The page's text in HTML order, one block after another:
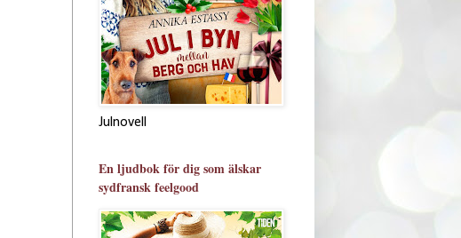
Julnovell
En ljudbok för dig som älskar
sydfransk feelgood